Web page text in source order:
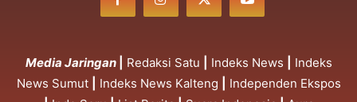
Media Jaringan Redaksi Satu Indeks News
Indeks
News Sumut
Indeks News Kalteng
Independen Ekspos